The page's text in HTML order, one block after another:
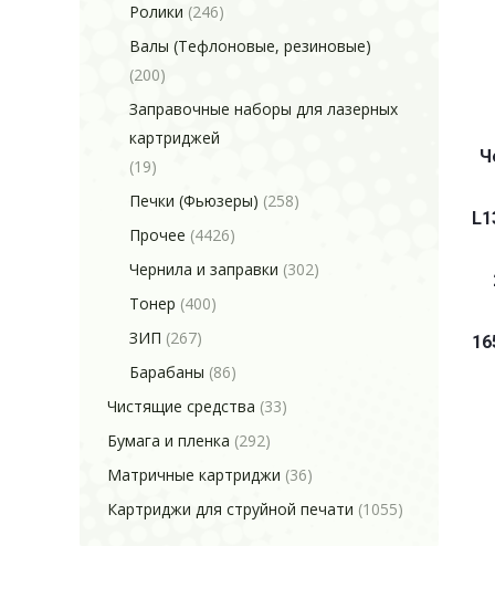
Ролики (246)
Валы (Тефлоновые, резиновые)
(200)
Заправочные наборы для лазерных
картриджей
(19)
Печки (Фьюзеры) (258)
Прочее (4426)
Чернила и заправки (302)
Тонер (400)
ЗИП (267)
Барабаны (86)
Чистящие средства (33)
Бумага и пленка (292)
Матричные картриджи (36)
Картриджи для струйной печати (1055)